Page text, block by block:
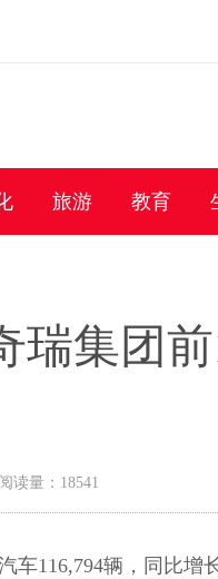
旅游 教育
瑞集团
阅读量：18541
车116,794辆，同比增